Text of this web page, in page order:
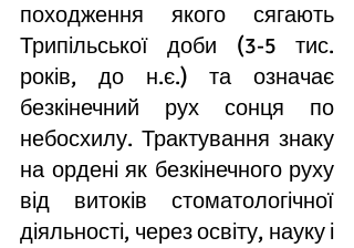
походження якого сягають
Трипільської доби (3-5 тис.
років, до н.є.) та означає
безкінечний рух сонця по
небосхилу. Трактування знаку
на ордені як безкінечного руху
від витоків стоматологічної
діяльності, через освіту, науку і